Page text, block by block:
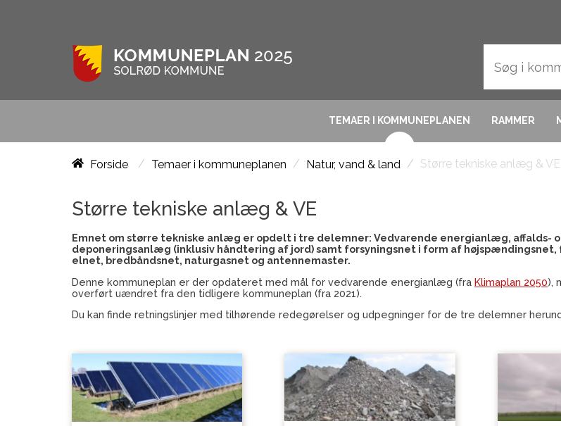
TEMAER I KOMMUNEPLANEN RAMMER
Forside / Temaer i kommuneplanen / Natur, vand & land / Større tekniske anlæg & VE
Større tekniske anlæg & VE
Emnet om større tekniske anlæg er opdelt i tre delemner: Vedvarende energianlæg, affalds-
deponeringsanlæg (inklusiv håndtering af jord) samt forsyningsnet i form af
elnet, bredbåndsnet, naturgasnet og antennemaster.
Denne kommuneplan er der opdateret med mål for vedvarende energianlæg (fra Klimaplan 2050),
overført uændret fra den tidligere kommuneplan (fra 2021).
Du kan finde retningslinjer med tilhørende redegørelser og udpegninger for de tre delemner